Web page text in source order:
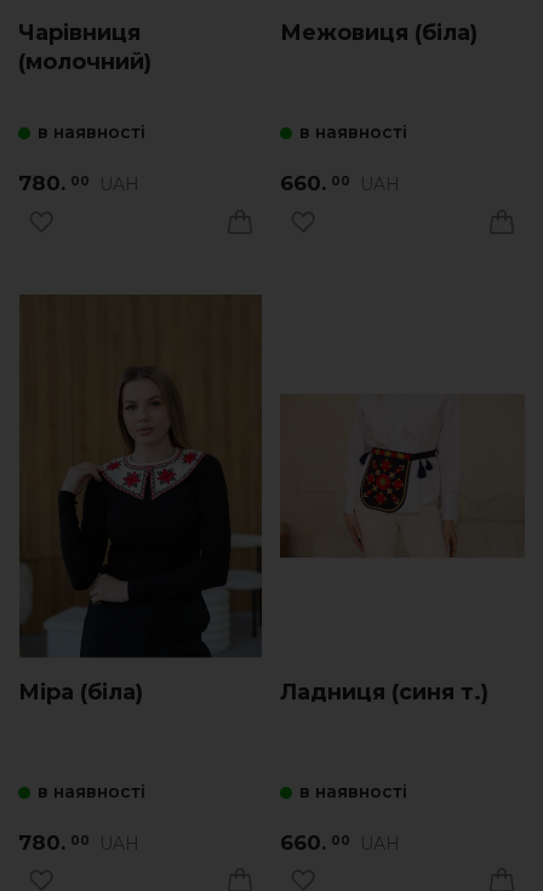
Чарівниця
(молочний)
в наявності
780. 00 UAH
Межовиця (біла)
в наявності
660. 00 UAH
Міра (біла)
в наявності
780. 00 UAH
Ладниця (синя т.)
в наявності
660. 00 UAH